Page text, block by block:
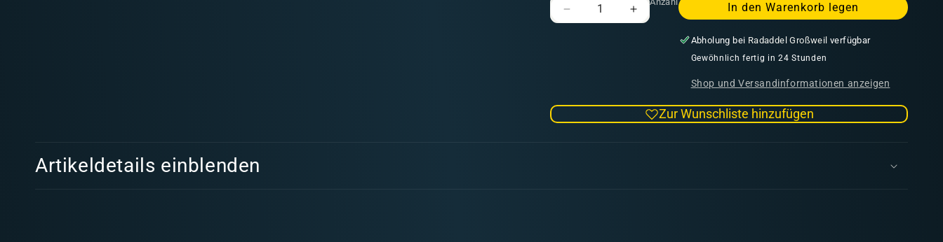
In den Warenkorb legen
Abholung bei Radaddel Großweil verfügbar
Gewöhnlich fertig in 24 Stunden
Shop und Versandinformationen anzeigen
Verringere
Duraluminium
Erhöhe
Duraluminium
Zur Wunschliste hinzufügen
i
Artikeldetails einblenden